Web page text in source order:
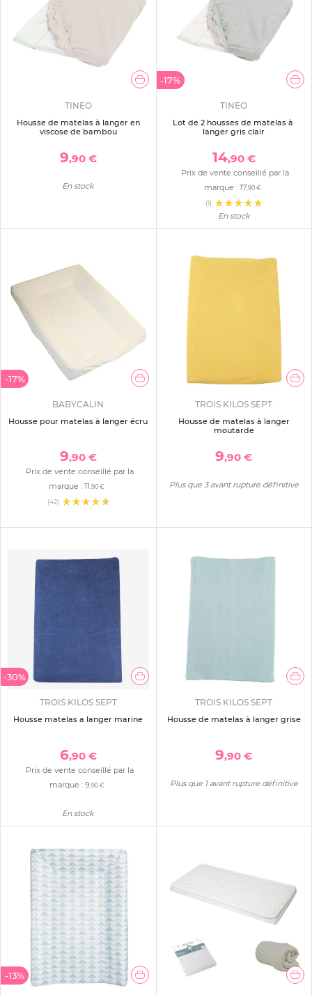
TINEO
Housse de matelas à langer en
viscose de bambou
9,90 €
En stock
-17%
TINEO
Lot de 2 housses de matelas à
langer gris clair
14,90 €
Prix de vente conseillé par la
marque : 17,90 €
(1)
En stock
-17%
BABYCALIN
Housse pour matelas à langer écru
9,90 €
Prix de vente conseillé par la
marque :11,90 €
(42)
TROIS KILOS SEPT
Housse de matelas à langer
moutarde
9,90 €
Plus que 3 avant rupture définitive
-30%
TROIS KILOS SEPT
Housse matelas a langer marine
6,90 €
Prix de vente conseillé par la
marque : 9 ,90 €
En stock
TROIS KILOS SEPT
Housse de matelas à langer grise
9,90 €
Plus que 1 avant rupture définitive
-13%